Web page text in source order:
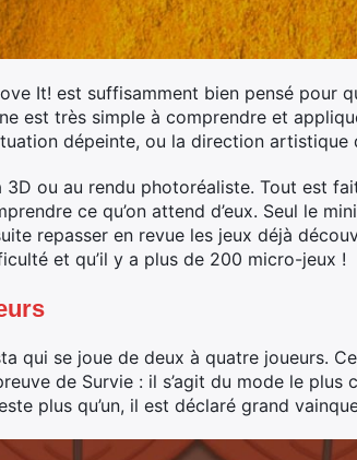
It! est suffisamment bien pensé pour
est très simple à comprendre et
dépeinte, ou la direction artistique
ou au rendu photoréaliste. Tout est
ce qu’on attend d’eux. Seul le
repasser en revue les jeux déjà
et qu’il y a plus de 200 micro-jeux !
qui se joue de deux à quatre joueurs.
de Survie : il s’agit du mode le plus
plus qu’un, il est déclaré grand